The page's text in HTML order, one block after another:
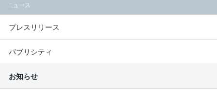
ニュース
プレスリリース
パブリシティ
お知らせ